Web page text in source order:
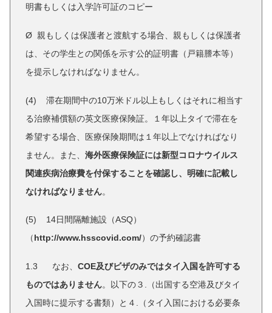
明書もしくは入学許可証のコピー
Ø 親もしくは保護者と渡航する場合、親もしくは保護者
は、その学生との関係を示す公的証明書（戸籍謄本等）
を提示しなければなりません。
(4) 滞在期間中の10万米ドル以上もしくはそれに相当す
る治療補償額の英文医療保険証。１年以上タイで滞在を
希望する場合、医療保険期間は１年以上でなければなり
ません。また、海外医療保険証には新型コロナウイルス
関連疾病治療費を付保することを確認し、明確に記載し
なければなりません。
(5) 14日間隔離施設（ASQ）
（http://www.hsscovid.com/）の予約確認書
1.3 なお、COE及びビザのみではタイ入国を許可する
ものではありません。以下の３.（出国する空港及びタイ
入国時に提示する書類）と４.（タイ入国における必要条